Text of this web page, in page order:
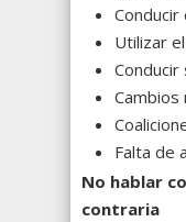
Utilizar
Conducir
Falta de
No hablar
contraria